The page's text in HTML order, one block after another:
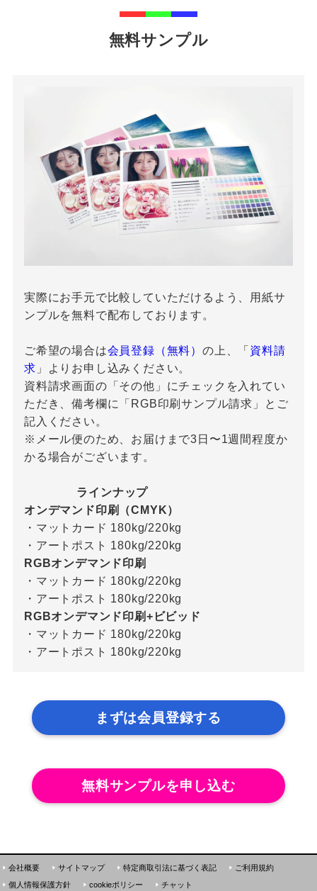
無料サンプル
実際にお手元で比較していただけるよう、用紙サ
ンプルを無料で配布しております。
ご希望の場合は会員登録（無料） の上、「 資料請
求 」よりお申し込みください。
資料請求画面の「その他」にチェックを入れてい
ただき、備考欄に「RGB印刷サンプル請求」とご
記入ください。
※メール便のため、お届けまで3日〜1週間程度か
かる場合がございます。
ラインナップ
オンデマンド印刷（CMYK）
・マットカード 180kg/220kg
・アートポスト 180kg/220kg
RGBオンデマンド印刷
・マットカード 180kg/220kg
・アートポスト 180kg/220kg
RGBオンデマンド印刷+ビビッド
・マットカード 180kg/220kg
・アートポスト 180kg/220kg
まずは会員登録する
無料サンプルを申し込む
会社概要 サイトマップ 特定商取引法に基づく表記
ご利用規約
個人情報保護方針
cookieポリシー チャット